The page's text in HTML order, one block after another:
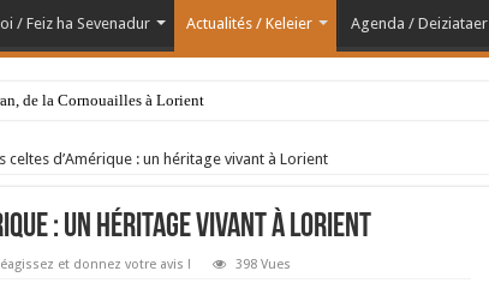
/ Feiz ha Sevenadur Actualités / Keleier Agenda / Deiziataer
de la Cornouailles à Lorient
celtes d’Amérique : un héritage vivant à Lorient
: un héritage vivant à Lorient
et donnez votre avis ! 398 Vues